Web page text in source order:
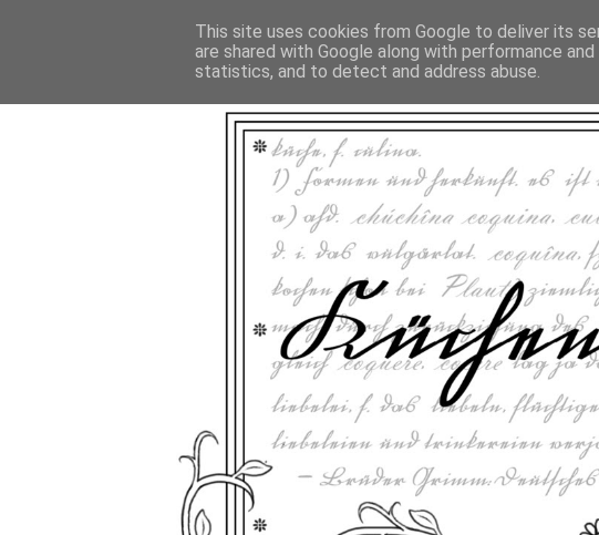
This site uses cookies from Google to deliver its
are shared with Google along with performance
statistics, and to detect and address abuse.